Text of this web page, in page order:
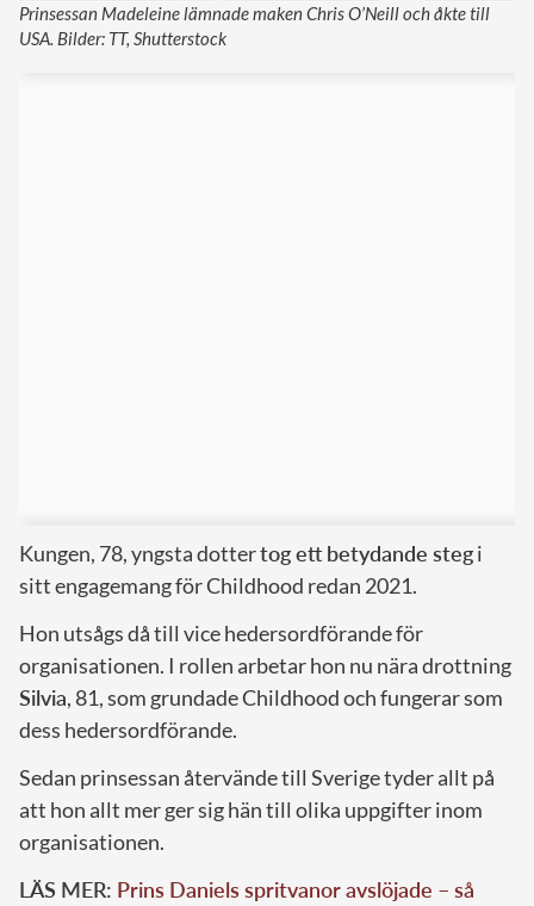
Prinsessan Madeleine lämnade maken Chris O’Neill och åkte till
USA. Bilder: TT, Shutterstock
Kungen, 78, yngsta dottertog ett betydande stegi
sitt engagemang för Childhood redan 2021.
Hon utsågs då till vice hedersordförande för
organisationen. I rollen arbetar hon nu nära drottning
Silvia, 81, som grundade Childhood och fungerar som
dess hedersordförande.
Sedan prinsessan återvände till Sverige tyder allt på
att hon allt mer ger sig hän till olika uppgifter inom
organisationen.
LÄS MER: Prins Daniels spritvanor avslöjade – så